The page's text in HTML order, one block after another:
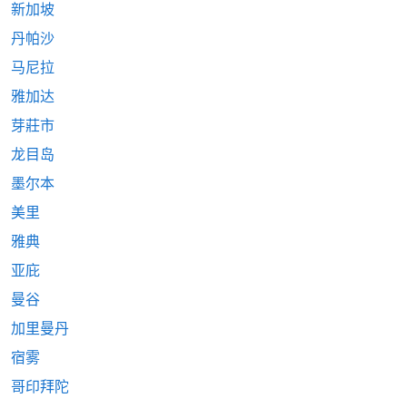
新加坡
丹帕沙
马尼拉
雅加达
芽莊市
龙目岛
墨尔本
美里
雅典
亚庇
曼谷
加里曼丹
宿雾
哥印拜陀